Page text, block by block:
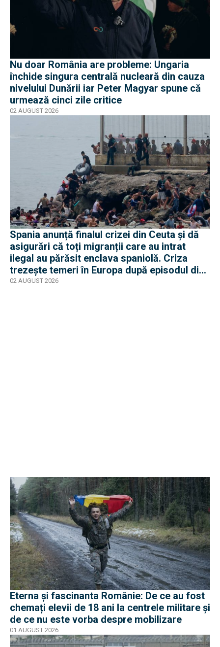
Nu doar România are probleme: Ungaria
închide singura centrală nucleară din cauza
nivelului Dunării iar Peter Magyar spune că
urmează cinci zile critice
02 AUGUST 2026
Spania anunță finalul crizei din Ceuta și dă
asigurări că toți migranții care au intrat
ilegal au părăsit enclava spaniolă. Criza
trezește temeri în Europa după episodul din
2015
02 AUGUST 2026
Eterna și fascinanta Românie: De ce au fost
chemați elevii de 18 ani la centrele militare și
de ce nu este vorba despre mobilizare
01 AUGUST 2026